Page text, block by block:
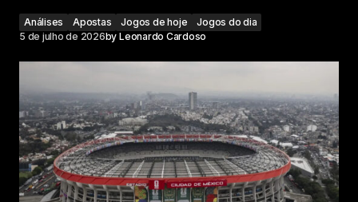
Análises Apostas Jogos de hoje
Jogos do dia
5 de julho de 2026by Leonardo Cardoso